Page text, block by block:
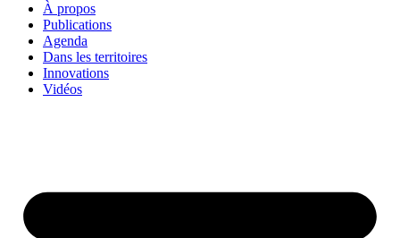
À propos
Publications
Agenda
Dans les territoires
Innovations
Vidéos